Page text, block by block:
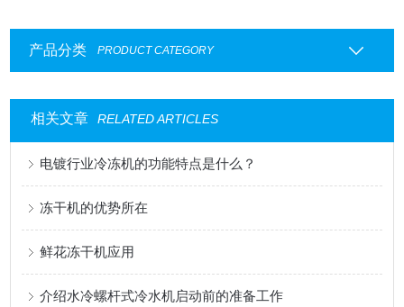
产品分类 PRODUCT CATEGORY
相关文章 RELATED ARTICLES
电镀行业冷冻机的功能特点是什么？
冻干机的优势所在
鲜花冻干机应用
介绍水冷螺杆式冷水机启动前的准备工作